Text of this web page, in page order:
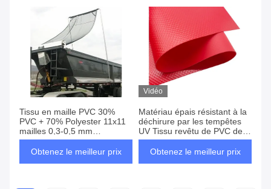
Tissu en maille PVC 30%
PVC + 70% Polyester 11x11
mailles 0,3-0,5 mm
d'épaisseur Matériau durable
pour rideaux de camion et
Obtenez le meilleur prix
Vidéo
Matériau épais résistant à la
déchirure par les tempêtes
UV Tissu revêtu de PVC de
qualité industrielle pour les
projets agricoles
Obtenez le meilleur prix